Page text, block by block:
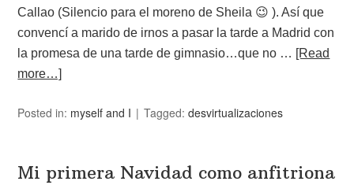
Callao (Silencio para el moreno de Sheila 😉 ). Así que
convencí a marido de irnos a pasar la tarde a Madrid con
la promesa de una tarde de gimnasio…que no … [Read
more…]
Posted in: myself and I Tagged:desvirtualizaciones
Mi primera Navidad como anfitriona